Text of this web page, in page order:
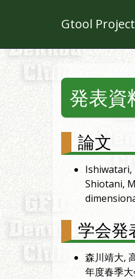
Gtool Project
発表資
論文
Ishiwatari,
Shiotani,
学会発
森川靖大,
年度春季